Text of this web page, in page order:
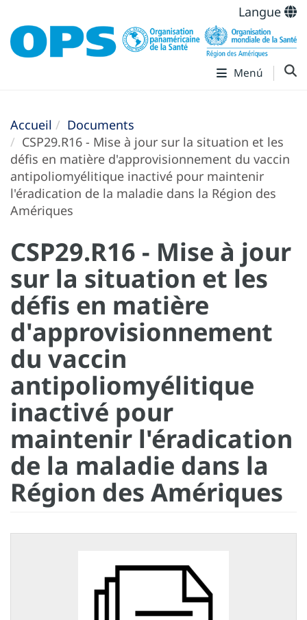
Langue
Menú
Accueil
Documents
CSP29.R16 - Mise à jour sur la situation et les
défis en matière d'approvisionnement du vaccin
antipoliomyélitique inactivé pour maintenir
l'éradication de la maladie dans la Région des
Amériques
CSP29.R16 - Mise à jour
sur la situation et les
défis en matière
d'approvisionnement
du vaccin
antipoliomyélitique
inactivé pour
maintenir l'éradication
de la maladie dans la
Région des Amériques